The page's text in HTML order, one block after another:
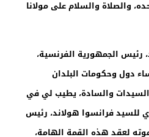
والصلاة والسلام على مولانا
رئيس الجمهورية الفرنسية،
دول وحكومات البلدان
والسادة، يطيب لي في
للسيد فرانسوا هولاند، رئيس
لعقد هذه القمة الهامة،